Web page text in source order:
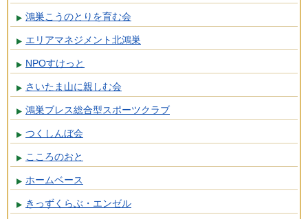
鴻巣こうのとりを育む会
エリアマネジメント北鴻巣
NPOすけっと
さいたま山に親しむ会
鴻巣ブレス総合型スポーツクラブ
つくしんぼ会
こころのおと
ホームベース
きっずくらぶ・エンゼル